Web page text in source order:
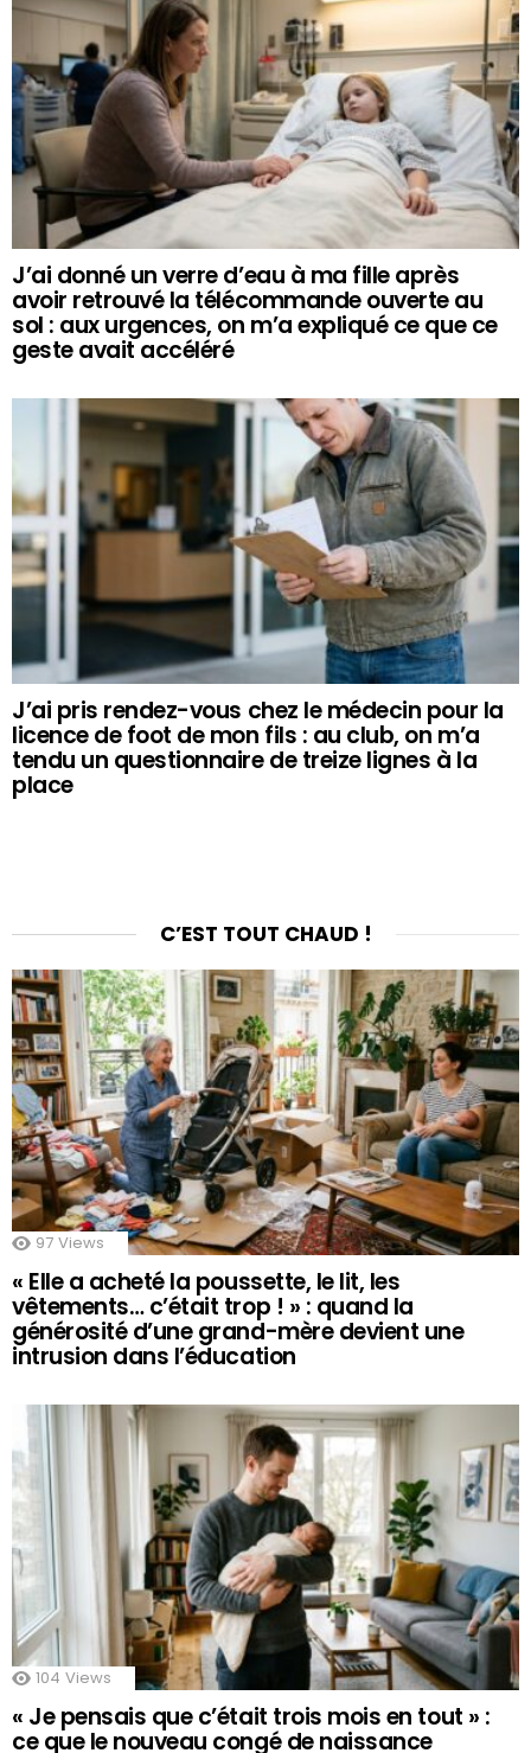
J’ai donné un verre d’eau à ma fille après
avoir retrouvé la télécommande ouverte au
sol : aux urgences, on m’a expliqué ce que ce
geste avait accéléré
J’ai pris rendez-vous chez le médecin pour la
licence de foot de mon fils : au club, on m’a
tendu un questionnaire de treize lignes à la
place
C’EST TOUT CHAUD !
97 Views
« Elle a acheté la poussette, le lit, les
vêtements… c’était trop ! » : quand la
générosité d’une grand-mère devient une
intrusion dans l’éducation
104 Views
« Je pensais que c’était trois mois en tout » :
ce que le nouveau congé de naissance